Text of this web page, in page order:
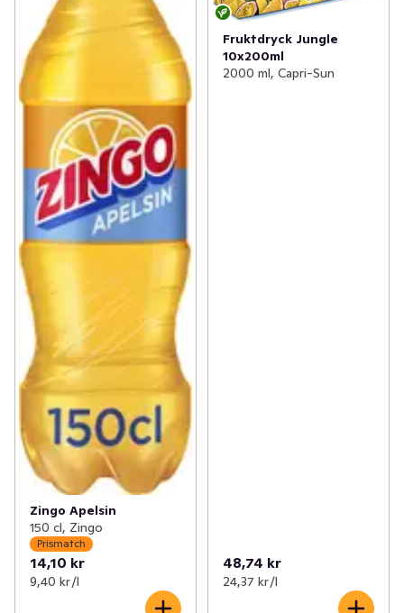
Zingo Apelsin
150 cl, Zingo
Prismatch
14,10 kr
9,40 kr /l
Fruktdryck Jungle
10x200ml
2000 ml, Capri-Sun
48,74 kr
24,37 kr /l